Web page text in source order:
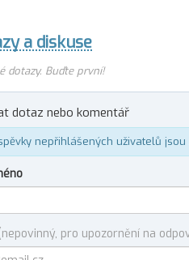
a diskuse
dotazy. Buďte první!
dotaz nebo komentář
nepřihlášených uživatelů
pro upozornění na